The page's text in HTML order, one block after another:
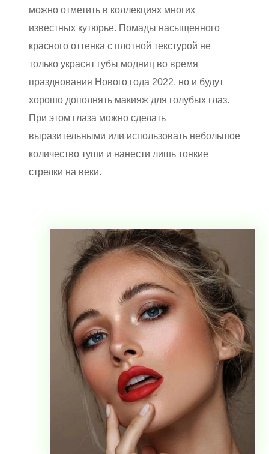
можно отметить в коллекциях многих
известных кутюрье. Помады насыщенного
красного оттенка с плотной текстурой не
только украсят губы модниц во время
празднования Нового года 2022, но и будут
хорошо дополнять макияж для голубых глаз.
При этом глаза можно сделать
выразительными или использовать небольшое
количество туши и нанести лишь тонкие
стрелки на веки.